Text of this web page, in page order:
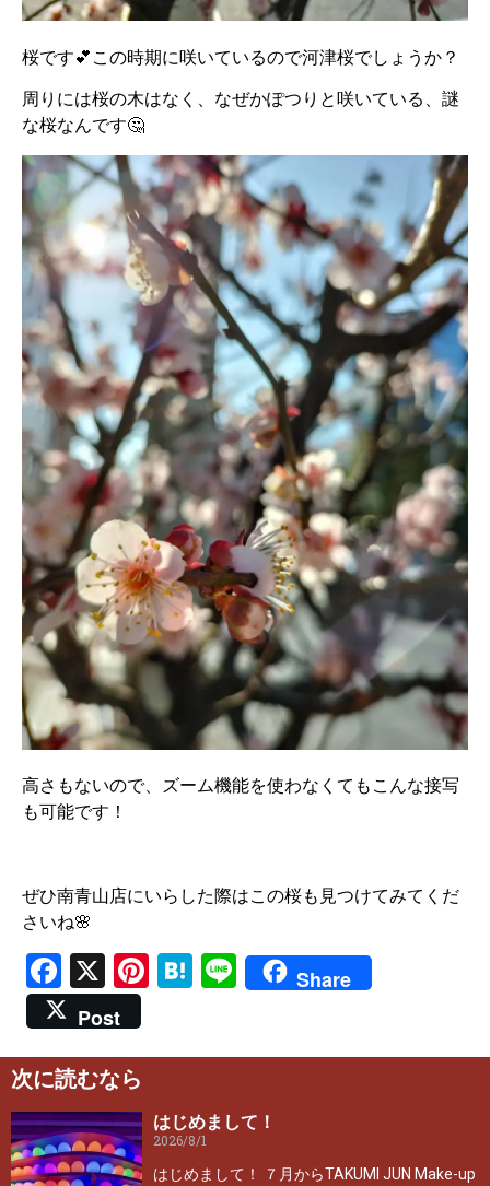
桜です💕この時期に咲いているので河津桜でしょうか？
周りには桜の木はなく、なぜかぽつりと咲いている、謎
な桜なんです🤔
高さもないので、ズーム機能を使わなくてもこんな接写
も可能です！
ぜひ南青山店にいらした際はこの桜も見つけてみてくだ
さいね🌸
Facebook
X Pinterest
Hatena
LineShare
Post
次に読むなら
はじめまして！
2026/8/1
はじめまして！ ７月からTAKUMI JUN Make-up